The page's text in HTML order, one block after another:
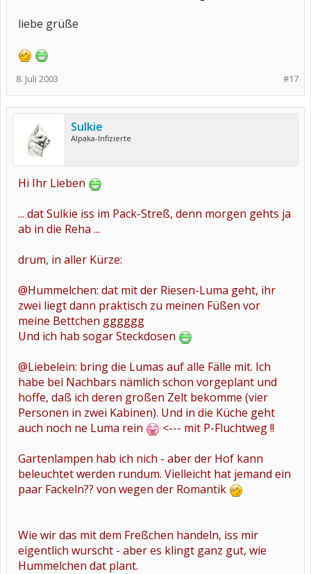
liebe grüße
#17
8. Juli 2003
Sulkie
Alpaka-Infizierte
Hi Ihr Lieben
... dat Sulkie iss im Pack-Streß, denn morgen gehts ja
ab in die Reha ...
drum, in aller Kürze:
@Hummelchen: dat mit der Riesen-Luma geht, ihr
zwei liegt dann praktisch zu meinen Füßen vor
meine Bettchen gggggg
Und ich hab sogar Steckdosen
@Liebelein: bring die Lumas auf alle Fälle mit. Ich
habe bei Nachbars nämlich schon vorgeplant und
hoffe, daß ich deren großen Zelt bekomme (vier
Personen in zwei Kabinen). Und in die Küche geht
auch noch ne Luma rein
<--- mit P-Fluchtweg !!
Gartenlampen hab ich nich - aber der Hof kann
beleuchtet werden rundum. Vielleicht hat jemand ein
paar Fackeln?? von wegen der Romantik
Wie wir das mit dem Freßchen handeln, iss mir
eigentlich wurscht - aber es klingt ganz gut, wie
Hummelchen dat plant.